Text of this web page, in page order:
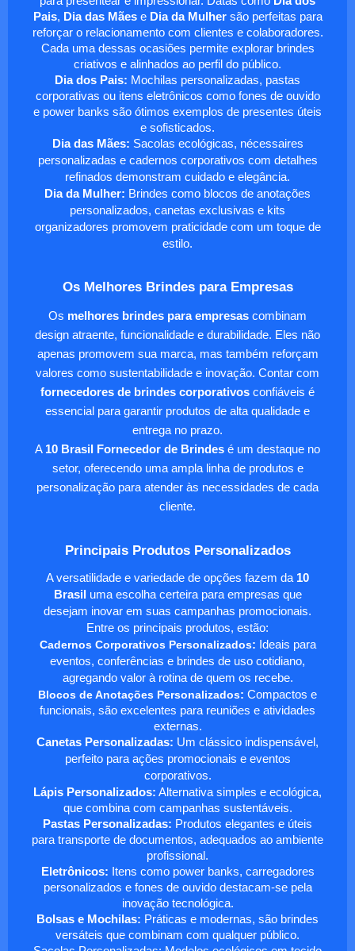
Pais, Dia das Mãese Dia da Mulhersão perfeitas para
reforçar o relacionamento com clientes e colaboradores.
Cada uma dessas ocasiões permite explorar brindes
criativos e alinhados ao perfil do público.
Dia dos Pais: Mochilas personalizadas, pastas
corporativas ou itens eletrônicos como fones de ouvido
e power banks são ótimos exemplos de presentes úteis
e sofisticados.
Dia das Mães: Sacolas ecológicas, nécessaires
personalizadas e cadernos corporativos com detalhes
refinados demonstram cuidado e elegância.
Dia da Mulher: Brindes como blocos de anotações
personalizados, canetas exclusivas e kits
organizadores promovem praticidade com um toque de
estilo.
Os Melhores Brindes para Empresas
Os melhores brindes para empresas combinam
design atraente, funcionalidade e durabilidade. Eles não
apenas promovem sua marca, mas também reforçam
valores como sustentabilidade e inovação. Contar com
fornecedores de brindes corporativos confiáveis é
essencial para garantir produtos de alta qualidade e
entrega no prazo.
A 10 Brasil Fornecedor de Brindes é um destaque no
setor, oferecendo uma ampla linha de produtos e
personalização para atender às necessidades de cada
cliente.
Principais Produtos Personalizados
A versatilidade e variedade de opções fazem da 10
Brasiluma escolha certeira para empresas que
desejam inovar em suas campanhas promocionais.
Entre os principais produtos, estão:
Cadernos Corporativos Personalizados: Ideais para
eventos, conferências e brindes de uso cotidiano,
agregando valor à rotina de quem os recebe.
Blocos de Anotações Personalizados: Compactos e
funcionais, são excelentes para reuniões e atividades
externas.
Canetas Personalizadas: Um clássico indispensável,
perfeito para ações promocionais e eventos
corporativos.
Lápis Personalizados: Alternativa simples e ecológica,
que combina com campanhas sustentáveis.
Pastas Personalizadas: Produtos elegantes e úteis
para transporte de documentos, adequados ao ambiente
profissional.
Eletrônicos: Itens como power banks, carregadores
personalizados e fones de ouvido destacam-se pela
inovação tecnológica.
Bolsas e Mochilas: Práticas e modernas, são brindes
versáteis que combinam com qualquer público.